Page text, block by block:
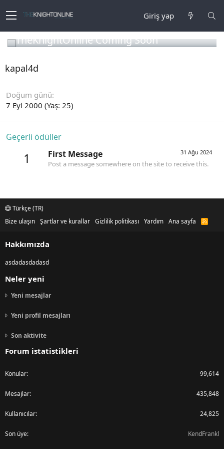
Giriş yap
TheKnightOnline Coming Soon
kapal4d
Doğum günü
7 Eyl 2000 (Yaş: 25)
Geçerli ödüller
1 31 Ağu 2024
First Message
Post a message somewhere on the site to receive this.
Türkçe (TR)
Bize ulaşın Şartlar ve kurallar Gizlilik politikası Yardım Ana sayfa
R
Hakkımızda
asdadasdadasd
Neler yeni
Yeni mesajlar
Yeni profil mesajları
Son aktivite
Forum istatistikleri
Konular 99,614
Mesajlar 435,848
Kullanıcılar 24,825
Son üye KendFrankl